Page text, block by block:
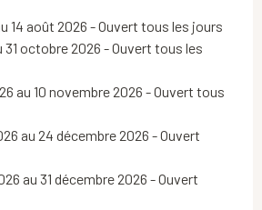
14 août 2026 - Ouvert tous les jours
31 octobre 2026 - Ouvert tous les
au 10 novembre 2026 - Ouvert tous
au 24 décembre 2026 - Ouvert
au 31 décembre 2026 - Ouvert